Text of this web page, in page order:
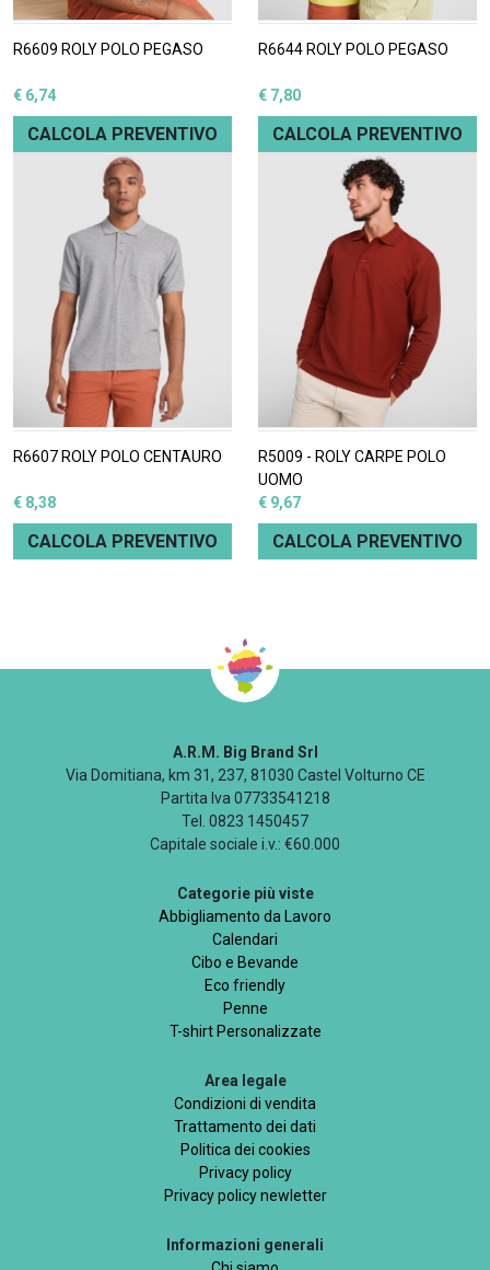
R6609 ROLY POLO PEGASO
€ 6,74
CALCOLA PREVENTIVO
R6644 ROLY POLO PEGASO
€ 7,80
CALCOLA PREVENTIVO
R6607 ROLY POLO CENTAURO
€ 8,38
CALCOLA PREVENTIVO
R5009 - ROLY CARPE POLO
UOMO
€ 9,67
CALCOLA PREVENTIVO
A.R.M. Big Brand Srl
Via Domitiana, km 31, 237, 81030 Castel Volturno CE
Partita Iva 07733541218
Tel. 0823 1450457
Capitale sociale i.v.: €60.000
Categorie più viste
Abbigliamento da Lavoro
Calendari
Cibo e Bevande
Eco friendly
Penne
T-shirt Personalizzate
Area legale
Condizioni di vendita
Trattamento dei dati
Politica dei cookies
Privacy policy
Privacy policy newletter
Informazioni generali